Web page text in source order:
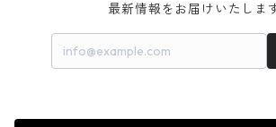
最新情報をお届けいたしま